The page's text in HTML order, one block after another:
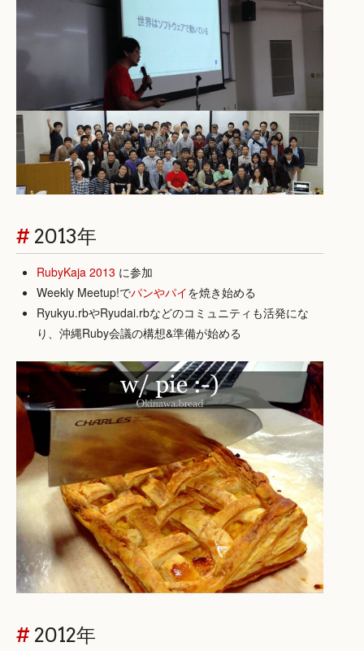
# 2013年
RubyKaja 2013 に参加
Weekly Meetup!でパンやパイを焼き始める
Ryukyu.rbやRyudai.rbなどのコミュニティも活発にな
り、沖縄Ruby会議の構想&準備が始める
# 2012年